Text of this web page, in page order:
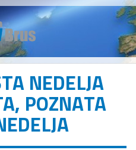
NEDELJA
POZNATA